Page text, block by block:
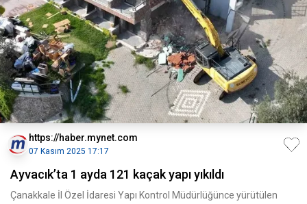
https://haber.mynet.com
07 Kasım 2025 17:17
Ayvacık’ta 1 ayda 121 kaçak yapı yıkıldı
Çanakkale İl Özel İdaresi Yapı Kontrol Müdürlüğünce yürütülen